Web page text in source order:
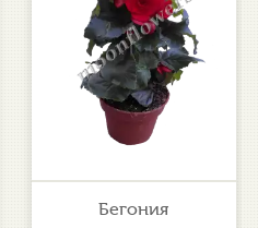
Бегония